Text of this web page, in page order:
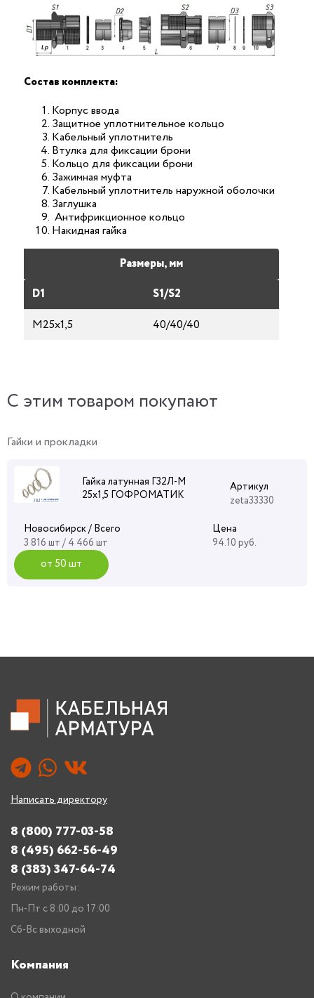
Состав комплекта:
Корпус ввода
Защитное уплотнительное кольцо
Кабельный уплотнитель
Втулка для фиксации брони
Кольцо для фиксации брони
Зажимная муфта
Кабельный уплотнитель наружной оболочки
Заглушка
Антифрикционное кольцо
Накидная гайка
Размеры, мм
D1
S1/S2
М25х1,5
40/40/40
C этим товаром покупают
Гайки и прокладки
Гайка латунная Г32Л-М
25х1,5 ГОФРОМАТИК
Артикул
zeta33330
Новосибирск / Всего
3 816 шт / 4 466 шт
Цена
94.10 руб.
от 50 шт
Написать директору
8 (800) 777-03-58
8 (495) 662-56-49
8 (383) 347-64-74
Режим работы:
Пн-Пт с 8:00 до 17:00
Сб-Вс выходной
Компания